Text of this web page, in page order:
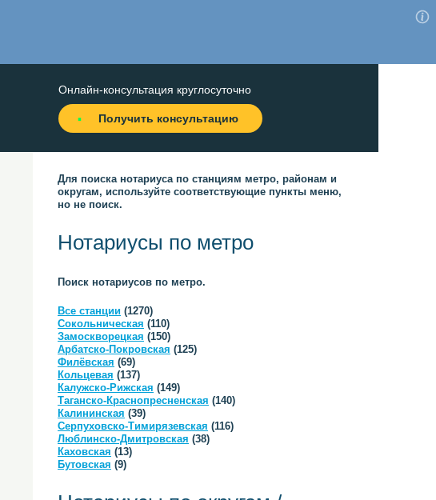
Онлайн-консультация круглосуточно
Получить консультацию
Для поиска нотариуса по станциям метро, районам и
округам, используйте соответствующие пункты меню,
но не поиск.
Нотариусы по метро
Поиск нотариусов по метро.
Все станции (1270)
Сокольническая (110)
Замоскворецкая (150)
Арбатско-Покровская (125)
Филёвская (69)
Кольцевая (137)
Калужско-Рижская (149)
Таганско-Краснопресненская (140)
Калининская (39)
Серпуховско-Тимирязевская (116)
Люблинско-Дмитровская (38)
Каховская (13)
Бутовская (9)